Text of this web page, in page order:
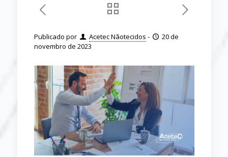
Publicado por Acetec Nãotecidos -
20 de
novembro de 2023